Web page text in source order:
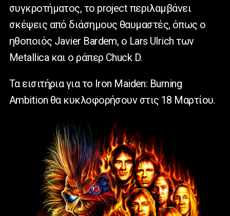
συγκροτήματος, το project περιλαμβάνει
σκέψεις από διάσημους θαυμαστές, όπως ο
ηθοποιός Javier Bardem, ο Lars Ulrich των
Metallica και ο ράπερ Chuck D.
Τα εισιτήρια για το Iron Maiden: Burning
Ambition θα κυκλοφορήσουν στις 18 Μαρτίου.